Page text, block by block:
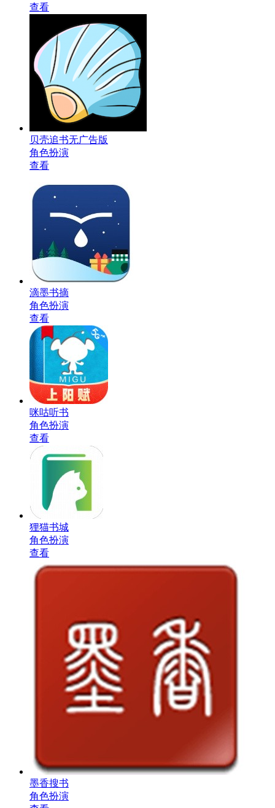
查看
贝壳追书无广告版
角色扮演
查看
滴墨书摘
角色扮演
查看
咪咕听书
角色扮演
查看
狸猫书城
角色扮演
查看
墨香搜书
角色扮演